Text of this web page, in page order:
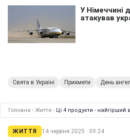
Свята в Україні Прикмети День
Головна › Життя › Ці 4 продукти - найгірший
ЖИТТЯ 14 червня 2025 · 09:24